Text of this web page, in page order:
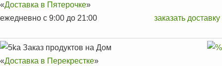
«Доставка в Пятерочке»
ежедневно с 9:00 до 21:00
заказать доставку
Заказ продуктов на Дом
«Доставка в Перекрестке»